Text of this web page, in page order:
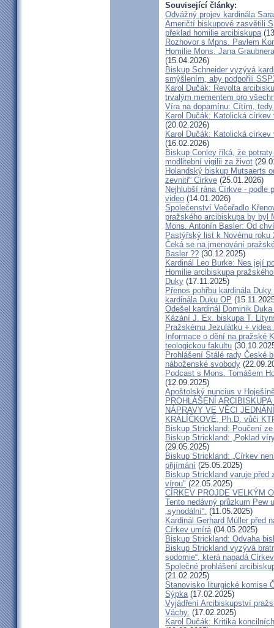
Související články:
Odvážný projev kardinála
Američtí biskupové zasvětili
překlad homilie arcibiskupa
Rozhovor s Mpns. Pavlem
Homilie Mons. Jana
(15.04.2026)
Biskup Schneider vyzývá
smýšlením, aby podpořili
Karol Dučák: Revolta
trvalým mementem pro
Víra na dopamínu: Cítím,
Karol Dučák: Katolická
(20.02.2026)
Karol Dučák: Katolická
(16.02.2026)
Biskup Conley říká, že
modlitební vigilii za život
Holandský biskup Mutsaerts
zevnitř“ Církve (25.01.2026)
Nejhlubší rána Církve - podle
video (14.01.2026)
Společenství Večeřadlo
pražského arcibiskupa by byl
Mons. Antonín Basler: Od
Pastýřský list k Novému roku
Čeká se na jmenování
Basler ?? (30.12.2025)
Kardinál Leo Burke: Nes její
Homilie arcibiskupa
Duky (17.11.2025)
Přenos pohřbu kardinála
kardinála Duku OP
Odešel kardinál Dominik
Kázání J. Ex. biskupa T.
Pražskému Jezulátku + videa
Informace o dění na pražské
teologickou fakultu
Prohlášení Stálé rady České
náboženské svobody
Podcast s Mons. Tomášem
(12.09.2025)
Apoštolský nuncius v
PROHLÁŠENÍ
NÁPRAVY VE VĚCI
KRÁLÍČKOVÉ, Ph.D. vůči
Biskup Strickland: Poučení
Biskup Strickland: „Poklad
(29.05.2025)
Biskup Strickland: „Církev
přijímání (25.05.2025)
Biskup Strickland varuje
vírou" (22.05.2025)
CÍRKEV PROJDE VELKÝM
Tento nedávný průzkum Pew
„synodální“. (11.05.2025)
Kardinál Gerhard Müller před
Církev umírá(04.05.2025)
Biskup Strickland: Odvaha
Biskup Strickland vyzývá
sodomie“, která napadá Církev
Společné prohlášení
(21.02.2025)
Stanovisko liturgické komise
Sýpka(17.02.2025)
Vyjádření Arcibiskupství
Váchy. (17.02.2025)
Karol Dučák: Kritika